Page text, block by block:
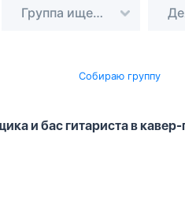
Группа ищет музыканта
Собираю группу
и бас гитариста в кавер-